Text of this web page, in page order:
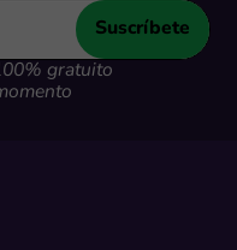
Suscríbete
gratuito